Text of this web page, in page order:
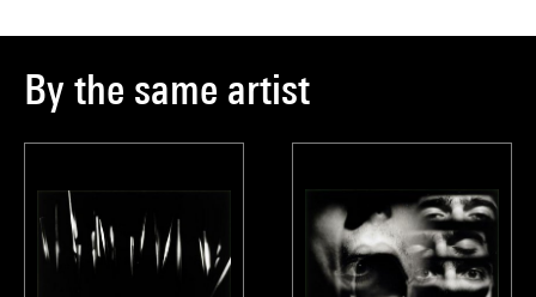
By the same artist